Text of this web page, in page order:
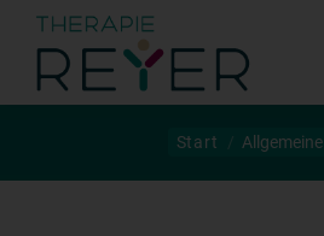
Sie befinden
Start